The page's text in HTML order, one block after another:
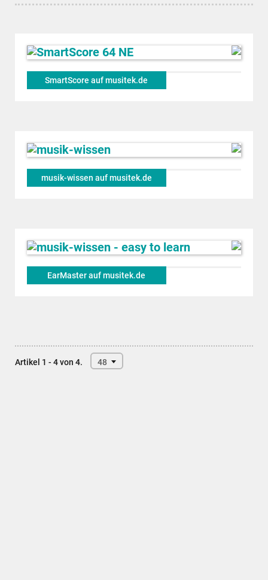
SmartScore auf musitek.de
musik-wissen auf musitek.de
EarMaster auf musitek.de
Artikel 1 - 4 von 4. 48